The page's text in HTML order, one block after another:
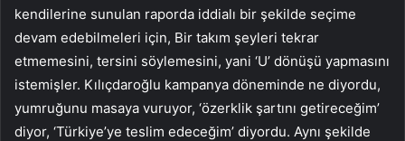
kendilerine sunulan raporda iddialı bir şekilde seçime
devam edebilmeleri için, Bir takım şeyleri tekrar
etmemesini, tersini söylemesini, yani ‘U’ dönüşü yapmasını
istemişler. Kılıçdaroğlu kampanya döneminde ne diyordu,
yumruğunu masaya vuruyor, ‘özerklik şartını getireceğim’
diyor, ‘Türkiye’ye teslim edeceğim’ diyordu. Aynı şekilde